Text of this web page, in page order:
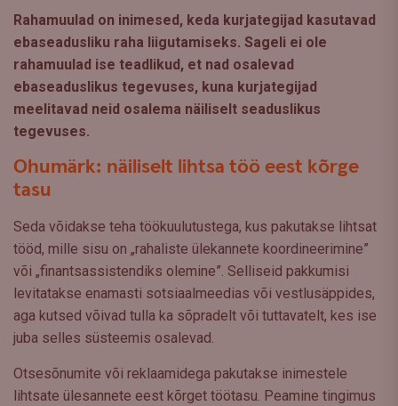
Rahamuulad on inimesed, keda kurjategijad kasutavad
ebaseadusliku raha liigutamiseks. Sageli ei ole
rahamuulad ise teadlikud, et nad osalevad
ebaseaduslikus tegevuses, kuna kurjategijad
meelitavad neid osalema näiliselt seaduslikus
tegevuses.
Ohumärk: näiliselt lihtsa töö eest kõrge
tasu
Seda võidakse teha töökuulutustega, kus pakutakse lihtsat
tööd, mille sisu on „rahaliste ülekannete koordineerimine”
või „finantsassistendiks olemine”. Selliseid pakkumisi
levitatakse enamasti sotsiaalmeedias või vestlusäppides,
aga kutsed võivad tulla ka sõpradelt või tuttavatelt, kes ise
juba selles süsteemis osalevad.
Otsesõnumite või reklaamidega pakutakse inimestele
lihtsate ülesannete eest kõrget töötasu. Peamine tingimus